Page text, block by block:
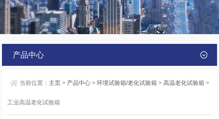
产品中心
当前位置： 主页 > 产品中心 >环境试验箱/老化试验箱 >高温老化试验箱 >
工业高温老化试验箱